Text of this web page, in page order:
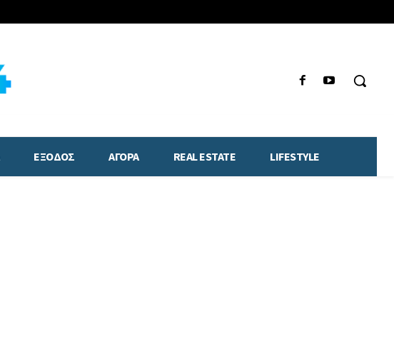
ΕΞΟΔΟΣ ΑΓΟΡΑ REAL ESTATE LIFESTYLE